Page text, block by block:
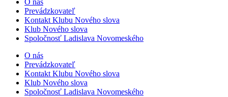
O nás
Prevádzkovateľ
Kontakt Klubu Nového slova
Klub Nového slova
Spoločnosť Ladislava Novomeského
O nás
Prevádzkovateľ
Kontakt Klubu Nového slova
Klub Nového slova
Spoločnosť Ladislava Novomeského